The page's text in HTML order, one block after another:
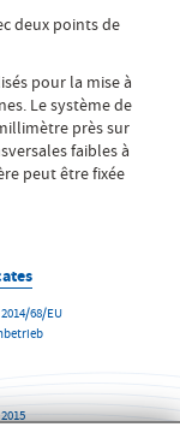
deux points de
pour la mise à
Le système de
près sur
faibles à
peut être fixée
68/EU